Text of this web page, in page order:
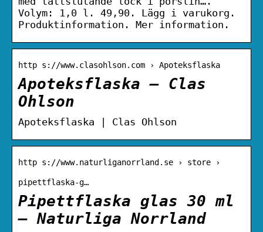
Volym: 1,0 l. 49,90. Lägg i varukorg.
Produktinformation. Mer information.
http s://www.clasohlson.com › Apoteksflaska
Apoteksflaska – Clas
Ohlson
Apoteksflaska | Clas Ohlson
http s://www.naturliganorrland.se › store ›
pipettflaska-g…
Pipettflaska glas 30 ml
– Naturliga Norrland